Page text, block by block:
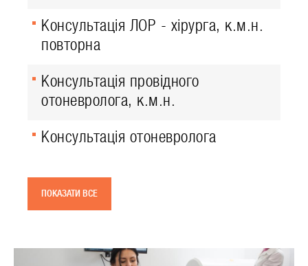
Консультація ЛОР - хірурга, к.м.н.
повторна
Консультація провідного
отоневролога, к.м.н.
Консультація отоневролога
ПОКАЗАТИ ВСЕ